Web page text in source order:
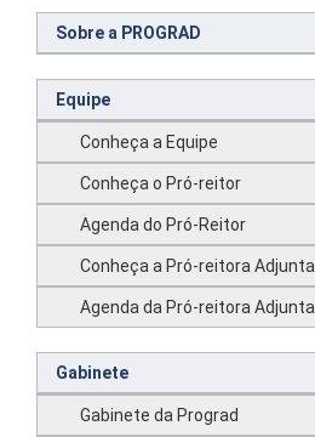
Sobre a PROGRAD
Equipe
Conheça a Equipe
Conheça o Pró-reitor
Agenda do Pró-Reitor
Conheça a Pró-reitora Adjunta
Agenda da Pró-reitora Adjunta
Gabinete
Gabinete da Prograd